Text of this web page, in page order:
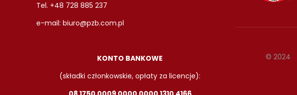
Tel. +48 728 885 237
e-mail: biuro@pzb.com.pl
KONTO BANKOWE
(składki członkowskie, opłaty za licencje):
© 2024